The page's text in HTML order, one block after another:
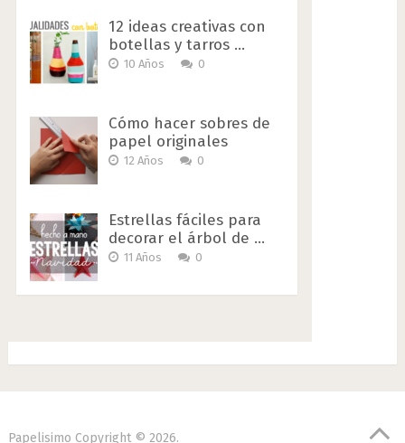
12 ideas creativas con
botellas y tarros …
10 Años 0
Cómo hacer sobres de
papel originales
12 Años 0
Estrellas fáciles para
decorar el árbol de …
11 Años 0
Papelisimo Copyright © 2026.